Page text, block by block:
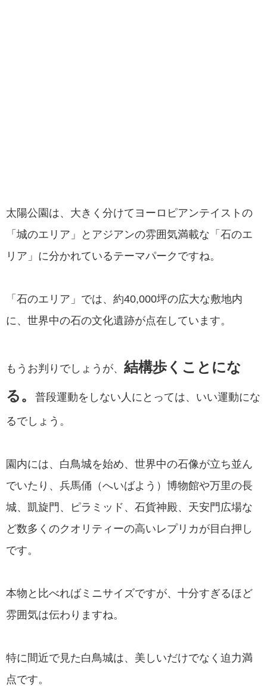
太陽公園は、大きく分けてヨーロピアンテイストの
「城のエリア」とアジアンの雰囲気満載な「石のエ
リア」に分かれているテーマパークですね。
「石のエリア」では、約40,000坪の広大な敷地内
に、世界中の石の文化遺跡が点在しています。
もうお判りでしょうが、 結構歩くことにな
る。
普段運動をしない人にとっては、いい運動にな
るでしょう。
園内には、白鳥城を始め、世界中の石像が立ち並ん
でいたり、兵馬俑（へいばよう）博物館や万里の長
城、凱旋門、ピラミッド、石貨神殿、天安門広場な
ど数多くのクオリティーの高いレプリカが目白押し
です。
本物と比べればミニサイズですが、十分すぎるほど
雰囲気は伝わりますね。
特に間近で見た白鳥城は、美しいだけでなく迫力満
点です。